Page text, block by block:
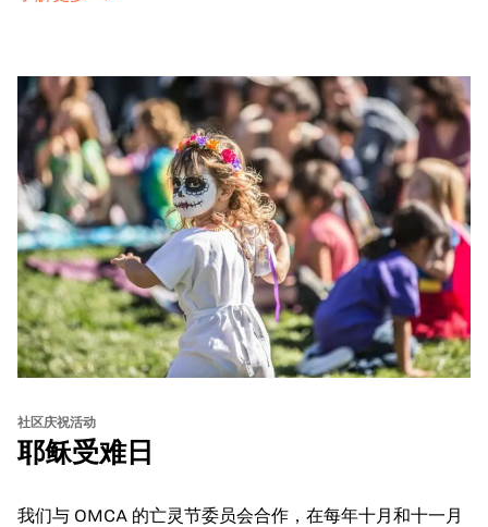
move, make, and connect in celebration of Black culture.
社区庆祝活动
耶稣受难日
我们与 OMCA 的亡灵节委员会合作，在每年十月和十一月